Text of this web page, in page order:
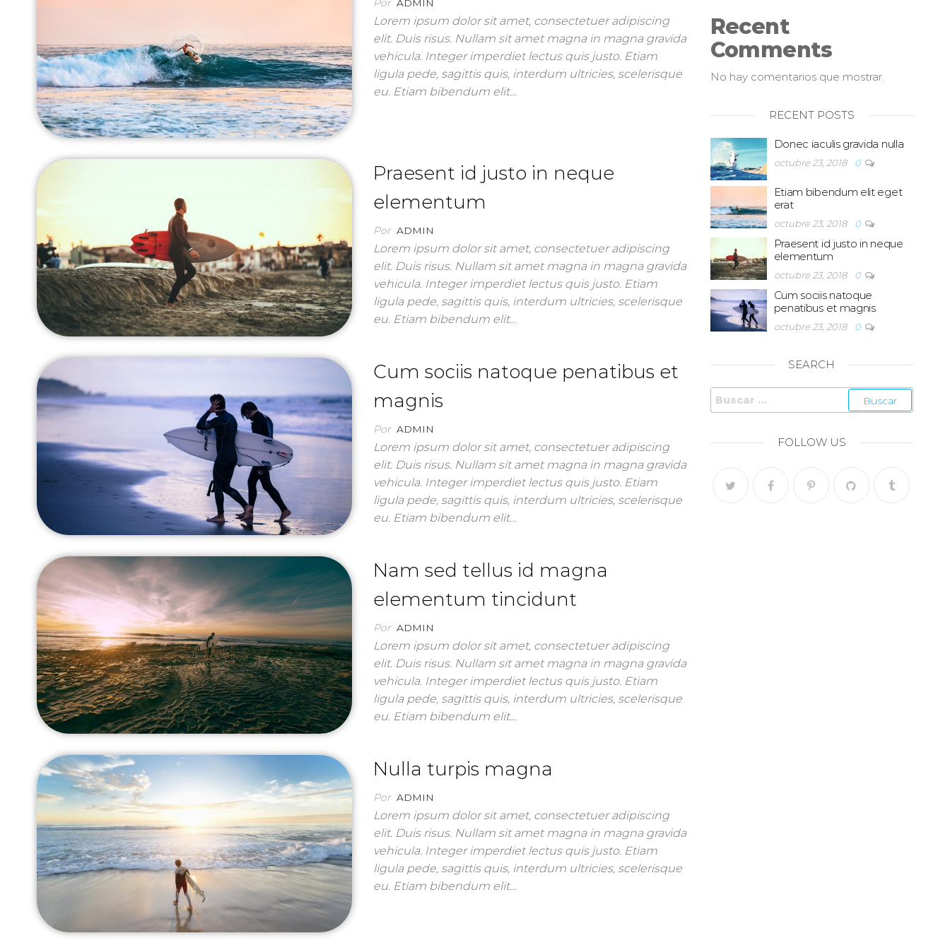
Por ADMIN
Lorem ipsum dolor sit amet, consectetuer adipiscing
elit. Duis risus. Nullam sit amet magna in magna gravida
vehicula. Integer imperdiet lectus quis justo. Etiam
ligula pede, sagittis quis, interdum ultricies, scelerisque
eu. Etiam bibendum elit…
Praesent id justo in neque
elementum
Por ADMIN
Lorem ipsum dolor sit amet, consectetuer adipiscing
elit. Duis risus. Nullam sit amet magna in magna gravida
vehicula. Integer imperdiet lectus quis justo. Etiam
ligula pede, sagittis quis, interdum ultricies, scelerisque
eu. Etiam bibendum elit…
Cum sociis natoque penatibus et
magnis
Por ADMIN
Lorem ipsum dolor sit amet, consectetuer adipiscing
elit. Duis risus. Nullam sit amet magna in magna gravida
vehicula. Integer imperdiet lectus quis justo. Etiam
ligula pede, sagittis quis, interdum ultricies, scelerisque
eu. Etiam bibendum elit…
Nam sed tellus id magna
elementum tincidunt
Por ADMIN
Lorem ipsum dolor sit amet, consectetuer adipiscing
elit. Duis risus. Nullam sit amet magna in magna gravida
vehicula. Integer imperdiet lectus quis justo. Etiam
ligula pede, sagittis quis, interdum ultricies, scelerisque
eu. Etiam bibendum elit…
Nulla turpis magna
Por ADMIN
Lorem ipsum dolor sit amet, consectetuer adipiscing
elit. Duis risus. Nullam sit amet magna in magna gravida
vehicula. Integer imperdiet lectus quis justo. Etiam
ligula pede, sagittis quis, interdum ultricies, scelerisque
eu. Etiam bibendum elit…
Recent
Comments
No hay comentarios que mostrar.
RECENT POSTS
Donec iaculis gravida nulla
octubre 23, 2018 0
Etiam bibendum elit eget
erat
octubre 23, 2018 0
Praesent id justo in neque
elementum
octubre 23, 2018 0
Cum sociis natoque
penatibus et magnis
octubre 23, 2018 0
SEARCH
Buscar:
FOLLOW US